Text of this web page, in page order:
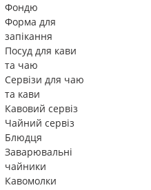
Фондю
Форма для
запікання
Посуд для кави
та чаю
Сервізи для чаю
та кави
Кавовий сервіз
Чайний сервіз
Блюдця
Заварювальні
чайники
Кавомолки